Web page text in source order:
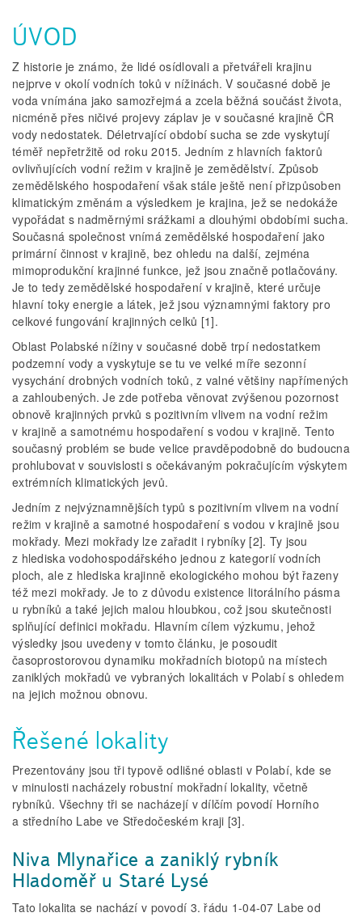
ÚVOD
Z historie je známo, že lidé osídlovali a přetvářeli krajinu
nejprve v okolí vodních toků v nížinách. V současné době je
voda vnímána jako samozřejmá a zcela běžná součást života,
nicméně přes ničivé projevy záplav je v současné krajině ČR
vody nedostatek. Déletrvající období sucha se zde vyskytují
téměř nepřetržitě od roku 2015. Jedním z hlavních faktorů
ovlivňujících vodní režim v krajině je zemědělství. Způsob
zemědělského hospodaření však stále ještě není přizpůsoben
klimatickým změnám a výsledkem je krajina, jež se nedokáže
vypořádat s nadměrnými srážkami a dlouhými obdobími sucha.
Současná společnost vnímá zemědělské hospodaření jako
primární činnost v krajině, bez ohledu na další, zejména
mimoprodukční krajinné funkce, jež jsou značně potlačovány.
Je to tedy zemědělské hospodaření v krajině, které určuje
hlavní toky energie a látek, jež jsou významnými faktory pro
celkové fungování krajinných celků [1].
Oblast Polabské nížiny v současné době trpí nedostatkem
podzemní vody a vyskytuje se tu ve velké míře sezonní
vysychání drobných vodních toků, z valné většiny napřímených
a zahloubených. Je zde potřeba věnovat zvýšenou pozornost
obnově krajinných prvků s pozitivním vlivem na vodní režim
v krajině a samotnému hospodaření s vodou v krajině. Tento
současný problém se bude velice pravděpodobně do budoucna
prohlubovat v souvislosti s očekávaným pokračujícím výskytem
extrémních klimatických jevů.
Jedním z nejvýznamnějších typů s pozitivním vlivem na vodní
režim v krajině a samotné hospodaření s vodou v krajině jsou
mokřady. Mezi mokřady lze zařadit i rybníky [2]. Ty jsou
z hlediska vodohospodářského jednou z kategorií vodních
ploch, ale z hlediska krajinně ekologického mohou být řazeny
též mezi mokřady. Je to z důvodu existence litorálního pásma
u rybníků a také jejich malou hloubkou, což jsou skutečnosti
splňující definici mokřadu. Hlavním cílem výzkumu, jehož
výsledky jsou uvedeny v tomto článku, je posoudit
časoprostorovou dynamiku mokřadních biotopů na místech
zaniklých mokřadů ve vybraných lokalitách v Polabí s ohledem
na jejich možnou obnovu.
Řešené lokality
Prezentovány jsou tři typově odlišné oblasti v Polabí, kde se
v minulosti nacházely robustní mokřadní lokality, včetně
rybníků. Všechny tři se nacházejí v dílčím povodí Horního
a středního Labe ve Středočeském kraji [3].
Niva Mlynařice a zaniklý rybník
Hladoměř u Staré Lysé
Tato lokalita se nachází v povodí 3. řádu 1-04-07 Labe od